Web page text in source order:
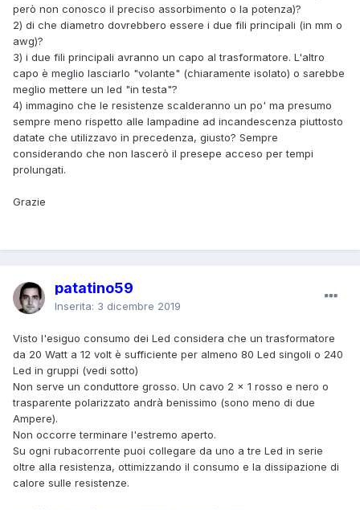
però non conosco il preciso assorbimento o la potenza)?
2) di che diametro dovrebbero essere i due fili principali (in mm o
awg)?
3) i due fili principali avranno un capo al trasformatore. L'altro
capo è meglio lasciarlo "volante" (chiaramente isolato) o sarebbe
meglio mettere un led "in testa"?
4) immagino che le resistenze scalderanno un po' ma presumo
sempre meno rispetto alle lampadine ad incandescenza piuttosto
datate che utilizzavo in precedenza, giusto? Sempre
considerando che non lascerò il presepe acceso per tempi
prolungati.
Grazie
patatino59
Inserita: 3 dicembre 2019
Visto l'esiguo consumo dei Led considera che un trasformatore
da 20 Watt a 12 volt è sufficiente per almeno 80 Led singoli o 240
Led in gruppi (vedi sotto)
Non serve un conduttore grosso. Un cavo 2 x 1 rosso e nero o
trasparente polarizzato andrà benissimo (sono meno di due
Ampere).
Non occorre terminare l'estremo aperto.
Su ogni rubacorrente puoi collegare da uno a tre Led in serie
oltre alla resistenza, ottimizzando il consumo e la dissipazione di
calore sulle resistenze.